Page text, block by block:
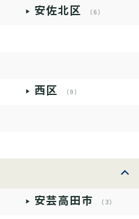
安佐北区 （6）
西区 （9）
安芸高田市 （3）